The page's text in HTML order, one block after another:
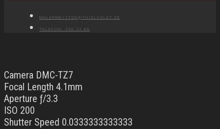
MALERMEISTER@THIELVOLDT.DE
TELEFON: 250 22 88
Camera DMC-TZ7
Focal Length 4.1mm
Aperture ƒ/3.3
ISO 200
Shutter Speed 0.0333333333333